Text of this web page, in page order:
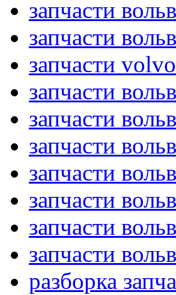
запчасти
запчасти
запчасти
запчасти
запчасти
запчасти
запчасти
запчасти
запчасти
запчасти
разборка